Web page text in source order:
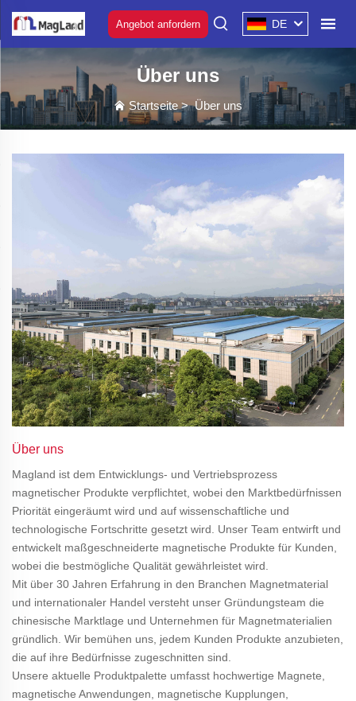
Angebot anfordern DE
Über uns
Startseite >Über uns
Über uns
Magland ist dem Entwicklungs- und Vertriebsprozess
magnetischer Produkte verpflichtet, wobei den Marktbedürfnissen
Priorität eingeräumt wird und auf wissenschaftliche und
technologische Fortschritte gesetzt wird. Unser Team entwirft und
entwickelt maßgeschneiderte magnetische Produkte für Kunden,
wobei die bestmögliche Qualität gewährleistet wird.
Mit über 30 Jahren Erfahrung in den Branchen Magnetmaterial
und internationaler Handel versteht unser Gründungsteam die
chinesische Marktlage und Unternehmen für Magnetmaterialien
gründlich. Wir bemühen uns, jedem Kunden Produkte anzubieten,
die auf ihre Bedürfnisse zugeschnitten sind.
Unsere aktuelle Produktpalette umfasst hochwertige Magnete,
magnetische Anwendungen, magnetische Kupplungen,